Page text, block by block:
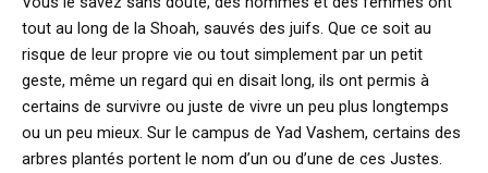
tout au long de la Shoah, sauvés des juifs. Que ce soit au
risque de leur propre vie ou tout simplement par un petit
geste, même un regard qui en disait long, ils ont permis à
certains de survivre ou juste de vivre un peu plus longtemps
ou un peu mieux. Sur le campus de Yad Vashem, certains des
arbres plantés portent le nom d’un ou d’une de ces Justes.